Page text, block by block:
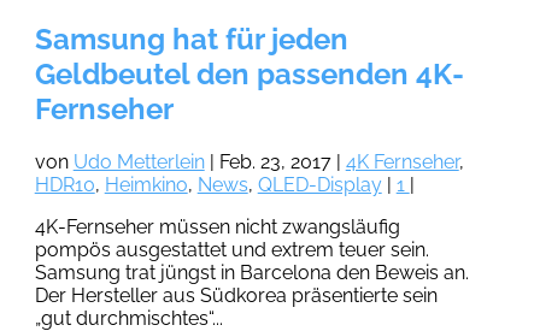
Samsung hat für jeden
Geldbeutel den passenden 4K-
Fernseher
von Udo Metterlein| Feb. 23, 2017| 4K Fernseher,
HDR10, Heimkino, News, QLED-Display| 1 |
4K-Fernseher müssen nicht zwangsläufig
pompös ausgestattet und extrem teuer sein.
Samsung trat jüngst in Barcelona den Beweis an.
Der Hersteller aus Südkorea präsentierte sein
„gut durchmischtes“...